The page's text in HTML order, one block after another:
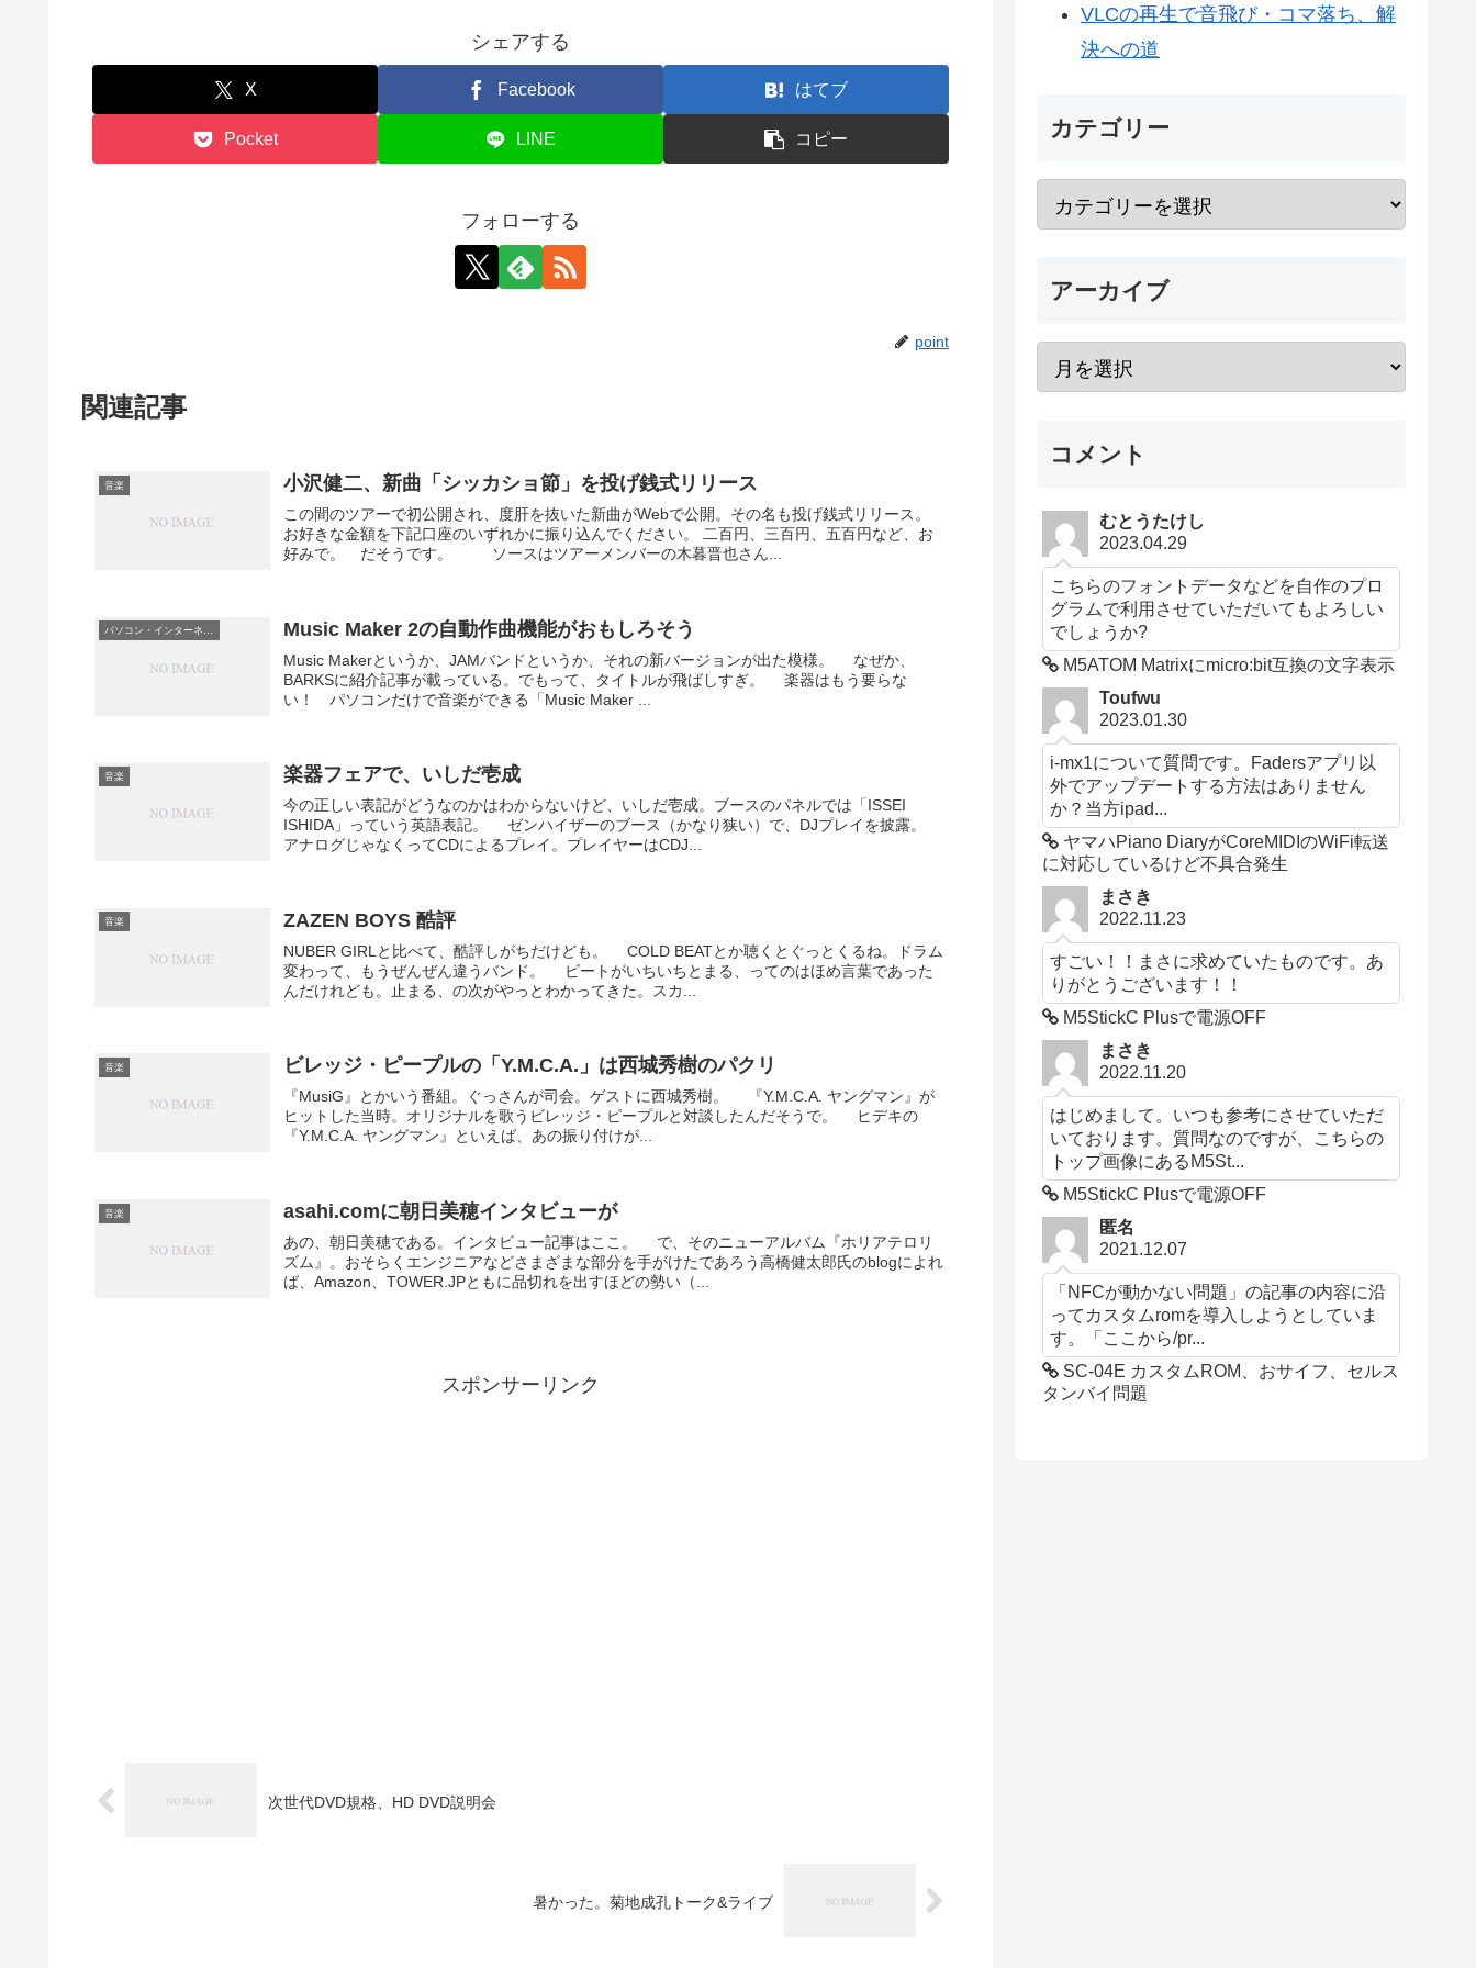
シェアする
X Facebook はてブ
Pocket LINE コピー
フォローする
point
関連記事
音楽 小沢健二、新曲「シッカショ節」を投げ銭式リリース
この間のツアーで初公開され、度肝を抜いた新曲がWebで公開。その名も投げ銭式リリース。
お好きな金額を下記口座のいずれかに振り込んでください。 二百円、三百円、五百円など、お
好みで。 だそうです。 ソースはツアーメンバーの木暮晋也さん...
パソコン・インターネット Music Maker 2の自動作曲機能がおもしろそう
Music Makerというか、JAMバンドというか、それの新バージョンが出た模様。 なぜか、
BARKSに紹介記事が載っている。でもって、タイトルが飛ばしすぎ。 楽器はもう要らな
い！ パソコンだけで音楽ができる「Music Maker ...
音楽 楽器フェアで、いしだ壱成
今の正しい表記がどうなのかはわからないけど、いしだ壱成。ブースのパネルでは「ISSEI
ISHIDA」っていう英語表記。 ゼンハイザーのブース（かなり狭い）で、DJプレイを披露。
アナログじゃなくってCDによるプレイ。プレイヤーはCDJ...
音楽 ZAZEN BOYS 酷評
NUBER GIRLと比べて、酷評しがちだけども。 COLD BEATとか聴くとぐっとくるね。ドラム
変わって、もうぜんぜん違うバンド。 ビートがいちいちとまる、ってのはほめ言葉であった
んだけれども。止まる、の次がやっとわかってきた。スカ...
音楽 ビレッジ・ピープルの「Y.M.C.A.」は西城秀樹のパクリ
『MusiG』とかいう番組。ぐっさんが司会。ゲストに西城秀樹。 『Y.M.C.A. ヤングマン』が
ヒットした当時。オリジナルを歌うビレッジ・ピープルと対談したんだそうで。 ヒデキの
『Y.M.C.A. ヤングマン』といえば、あの振り付けが...
音楽 asahi.comに朝日美穂インタビューが
あの、朝日美穂である。インタビュー記事はここ。 で、そのニューアルバム『ホリアテロリ
ズム』。おそらくエンジニアなどさまざまな部分を手がけたであろう高橋健太郎氏のblogによれ
ば、Amazon、TOWER.JPともに品切れを出すほどの勢い（...
スポンサーリンク
次世代DVD規格、HD DVD説明会
暑かった。菊地成孔トーク&ライブ
VLCの再生で音飛び・コマ落ち、解
決への道
カテゴリー
アーカイブ
コメント
むとうたけし
2023.04.29
こちらのフォントデータなどを自作のプロ
グラムで利用させていただいてもよろしい
でしょうか?
M5ATOM Matrixにmicro:bit互換の文字表示
Toufwu
2023.01.30
i-mx1について質問です。Fadersアプリ以
外でアップデートする方法はありません
か？当方ipad...
ヤマハPiano DiaryがCoreMIDIのWiFi転送
に対応しているけど不具合発生
まさき
2022.11.23
すごい！！まさに求めていたものです。あ
りがとうございます！！
M5StickC Plusで電源OFF
まさき
2022.11.20
はじめまして。いつも参考にさせていただ
いております。質問なのですが、こちらの
トップ画像にあるM5St...
M5StickC Plusで電源OFF
匿名
2021.12.07
「NFCが動かない問題」の記事の内容に沿
ってカスタムromを導入しようとしていま
す。「ここから/pr...
SC-04E カスタムROM、おサイフ、セルス
タンバイ問題